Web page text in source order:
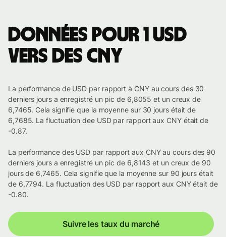
Données pour 1 USD
vers des CNY
La performance de USD par rapport à CNY au cours des 30
derniers jours a enregistré un pic de 6,8055 et un creux de
6,7465. Cela signifie que la moyenne sur 30 jours était de
6,7685. La fluctuation dee USD par rapport aux CNY était de
-0.87.
La performance des USD par rapport aux CNY au cours des 90
derniers jours a enregistré un pic de 6,8143 et un creux de 90
jours de 6,7465. Cela signifie que la moyenne sur 90 jours était
de 6,7794. La fluctuation des USD par rapport aux CNY était de
-0.80.
Suivre les taux du marché